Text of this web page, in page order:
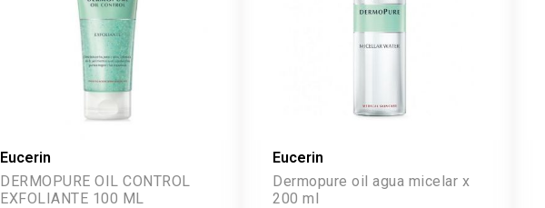
Eucerin
DERMOPURE OIL CONTROL
EXFOLIANTE 100 ML
Eucerin
Dermopure oil agua micelar x
200 ml